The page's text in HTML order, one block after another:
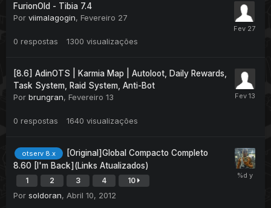
FurionOld - Tibia 7.4
Por viimalagogin, Fevereiro 27
0 respostas 1300 visualizações
[8.6] AdinOTS | Karmia Map | Autoloot, Daily Rewards,
Task System, Raid System, Anti-Bot
Por brungran, Fevereiro 13
0 respostas 1640 visualizações
otserv 8.x
[Original]Global Compacto Completo
8.60 [I'm Back](Links Atualizados)
1 2 3 4 10
Por soldoran, Abril 10, 2012